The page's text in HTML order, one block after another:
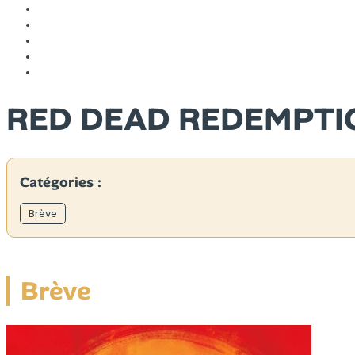
RED DEAD
Catégories :
Brève
Brève